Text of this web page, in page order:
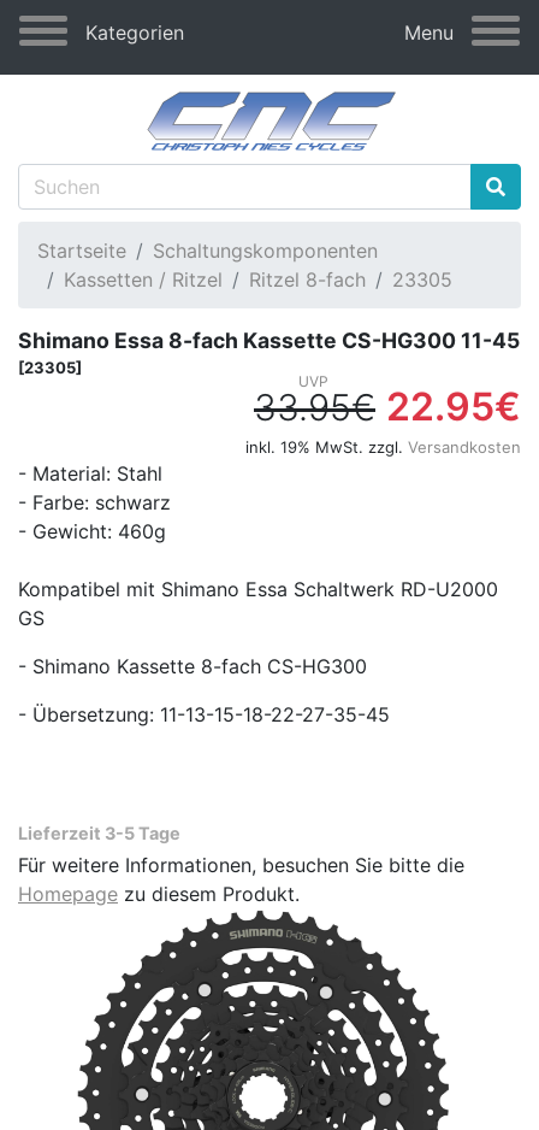
Kategorien Menu
Startseite
Schaltungskomponenten
Kassetten / Ritzel
Ritzel 8-fach 23305
Shimano Essa 8-fach Kassette CS-HG300 11-45
[23305]
33.95€ 22.95€
inkl. 19% MwSt. zzgl. Versandkosten
- Material: Stahl
- Farbe: schwarz
- Gewicht: 460g
Kompatibel mit Shimano Essa Schaltwerk RD-U2000
GS
- Shimano Kassette 8-fach CS-HG300
- Übersetzung: 11-13-15-18-22-27-35-45
Lieferzeit 3-5 Tage
Für weitere Informationen, besuchen Sie bitte die
Homepage zu diesem Produkt.